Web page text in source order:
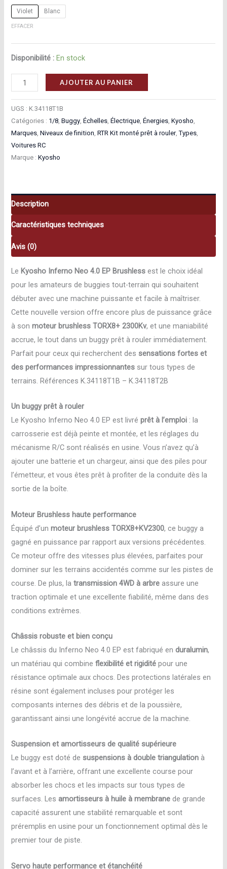
Violet Blanc
EFFACER
Disponibilité : En stock
quantité
de
Kyosho
Inferno
Neo
brushless
VE
EP
RTR
K.34118
AJOUTER AU PANIER
UGS :K.34118T1B
Catégories : 1/8,Buggy,Échelles,Électrique,Énergies,Kyosho,
Marques,Niveaux de finition,RTR Kit monté prêt à rouler,Types,
Voitures RC
Marque :Kyosho
Description
Caractéristiques techniques
Avis (0)
Le Kyosho Inferno Neo 4.0 EP Brushless est le choix idéal
pour les amateurs de buggies tout-terrain qui souhaitent
débuter avec une machine puissante et facile à maîtriser.
Cette nouvelle version offre encore plus de puissance grâce
à son moteur brushless TORX8+ 2300Kv, et une maniabilité
accrue, le tout dans un buggy prêt à rouler immédiatement.
Parfait pour ceux qui recherchent des sensations fortes et
des performances impressionnantes sur tous types de
terrains. Références K.34118T1B – K.34118T2B
Un buggy prêt à rouler
Le Kyosho Inferno Neo 4.0 EP est livréprêt à l’emploi : la
carrosserie est déjà peinte et montée, et les réglages du
mécanisme R/C sont réalisés en usine. Vous n’avez qu’à
ajouter une batterie et un chargeur, ainsi que des piles pour
l’émetteur, et vous êtes prêt à profiter de la conduite dès la
sortie de la boîte.
Moteur Brushless haute performance
Équipé d’unmoteur brushless TORX8+KV2300, ce buggy a
gagné en puissance par rapport aux versions précédentes.
Ce moteur offre des vitesses plus élevées, parfaites pour
dominer sur les terrains accidentés comme sur les pistes de
course. De plus, latransmission 4WD à arbre assure une
traction optimale et une excellente fiabilité, même dans des
conditions extrêmes.
Châssis robuste et bien conçu
Le châssis du Inferno Neo 4.0 EP est fabriqué enduralumin,
un matériau qui combineflexibilité et rigidité pour une
résistance optimale aux chocs. Des protections latérales en
résine sont également incluses pour protéger les
composants internes des débris et de la poussière,
garantissant ainsi une longévité accrue de la machine.
Suspension et amortisseurs de qualité supérieure
Le buggy est doté de suspensions à double triangulation à
l’avant et à l’arrière, offrant une excellente course pour
absorber les chocs et les impacts sur tous types de
surfaces. Lesamortisseurs à huile à membrane de grande
capacité assurent une stabilité remarquable et sont
préremplis en usine pour un fonctionnement optimal dès le
premier tour de piste.
Servo haute performance et étanchéité